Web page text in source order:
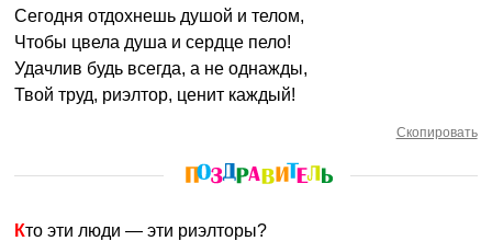
Сегодня отдохнешь душой и телом,
Чтобы цвела душа и сердце пело!
Удачлив будь всегда, а не однажды,
Твой труд, риэлтор, ценит каждый!
Скопировать
Кто эти люди — эти риэлторы?